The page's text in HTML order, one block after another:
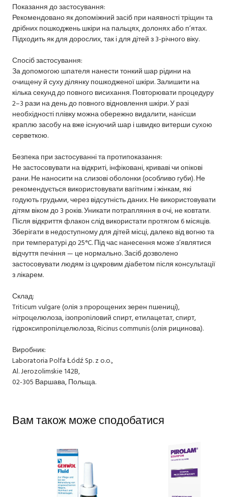
Показання до застосування:
Рекомендовано як допоміжний засіб при наявності тріщин та
дрібних пошкоджень шкіри на пальцях, долонях або п’ятах.
Підходить як для дорослих, так і для дітей з 3-річного віку.
Спосіб застосування:
За допомогою шпателя нанести тонкий шар рідини на
очищену й суху ділянку пошкодженої шкіри. Залишити на
кілька секунд до повного висихання. Повторювати процедуру
2–3 рази на день до повного відновлення шкіри. У разі
необхідності плівку можна обережно видалити, нанісши
краплю засобу на вже існуючий шар і швидко витерши сухою
серветкою.
Безпека при застосуванні та протипоказання:
Не застосовувати на відкриті, інфіковані, криваві чи опікові
рани. Не наносити на слизові оболонки (особливо губи). Не
рекомендується використовувати вагітним і жінкам, які
годують грудьми, через відсутність даних. Не використовувати
дітям віком до 3 років. Уникати потрапляння в очі, не ковтати.
Після відкриття флакон слід використати протягом 6 місяців.
Зберігати в недоступному для дітей місці, далеко від вогню та
при температурі до 25°C. Під час нанесення може з’являтися
відчуття печіння — це нормально. Засіб дозволено
застосовувати людям із цукровим діабетом після консультації
з лікарем.
Склад:
Triticum vulgare (олія з пророщених зерен пшениці),
нітроцелюлоза, ізопропіловий спирт, етилацетат, спирт,
гідроксипропілцелюлоза, Ricinus communis (олія рицинова).
Виробник:
Laboratoria Polfa Łódź Sp. z o.o.,
Al. Jerozolimskie 142B,
02-305 Варшава, Польща.
Вам також може сподобатися